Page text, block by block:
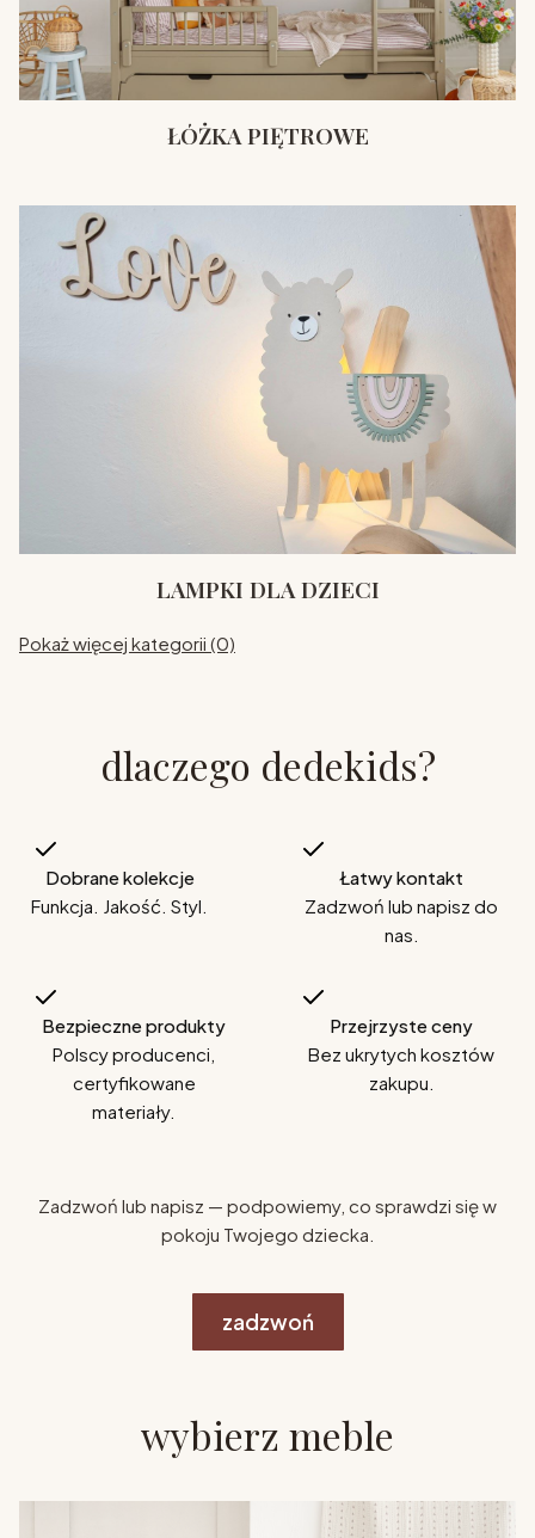
ŁÓŻKA PIĘTROWE
LAMPKI DLA DZIECI
Pokaż więcej kategorii (0)
dlaczego dedekids?
Dobrane kolekcje
Funkcja. Jakość. Styl.
Łatwy kontakt
Zadzwoń lub napisz do
nas.
Bezpieczne produkty
Polscy producenci,
certyfikowane
materiały.
Przejrzyste ceny
Bez ukrytych kosztów
zakupu.
Zadzwoń lub napisz — podpowiemy, co sprawdzi się w
pokoju Twojego dziecka.
zadzwoń
wybierz meble